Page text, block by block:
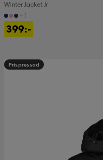
Winter Jacket Jr
399:-
Prispressad